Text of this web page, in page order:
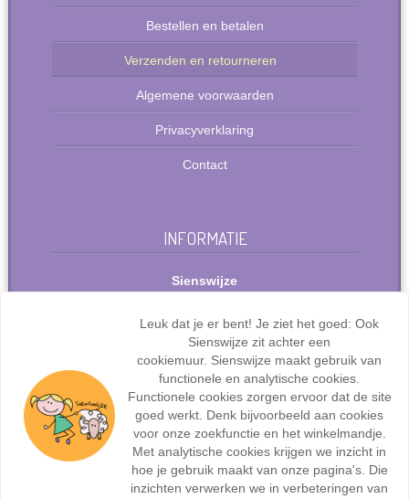
Bestellen en betalen
Verzenden en retourneren
Algemene voorwaarden
Privacyverklaring
Contact
INFORMATIE
Sienswijze
2711 PP Zoetermeer
Nederland
Tel: +31(0)627072095
info@sienswijze.nl
KvK-nr.: 67667317
Leuk dat je er bent! Je ziet het goed: Ook
Sienswijze zit achter een
cookiemuur. Sienswijze maakt gebruik van
functionele en analytische cookies.
Functionele cookies zorgen ervoor dat de site
goed werkt. Denk bijvoorbeeld aan cookies
voor onze zoekfunctie en het winkelmandje.
Met analytische cookies krijgen we inzicht in
hoe je gebruik maakt van onze pagina's. Die
inzichten verwerken we in verbeteringen van